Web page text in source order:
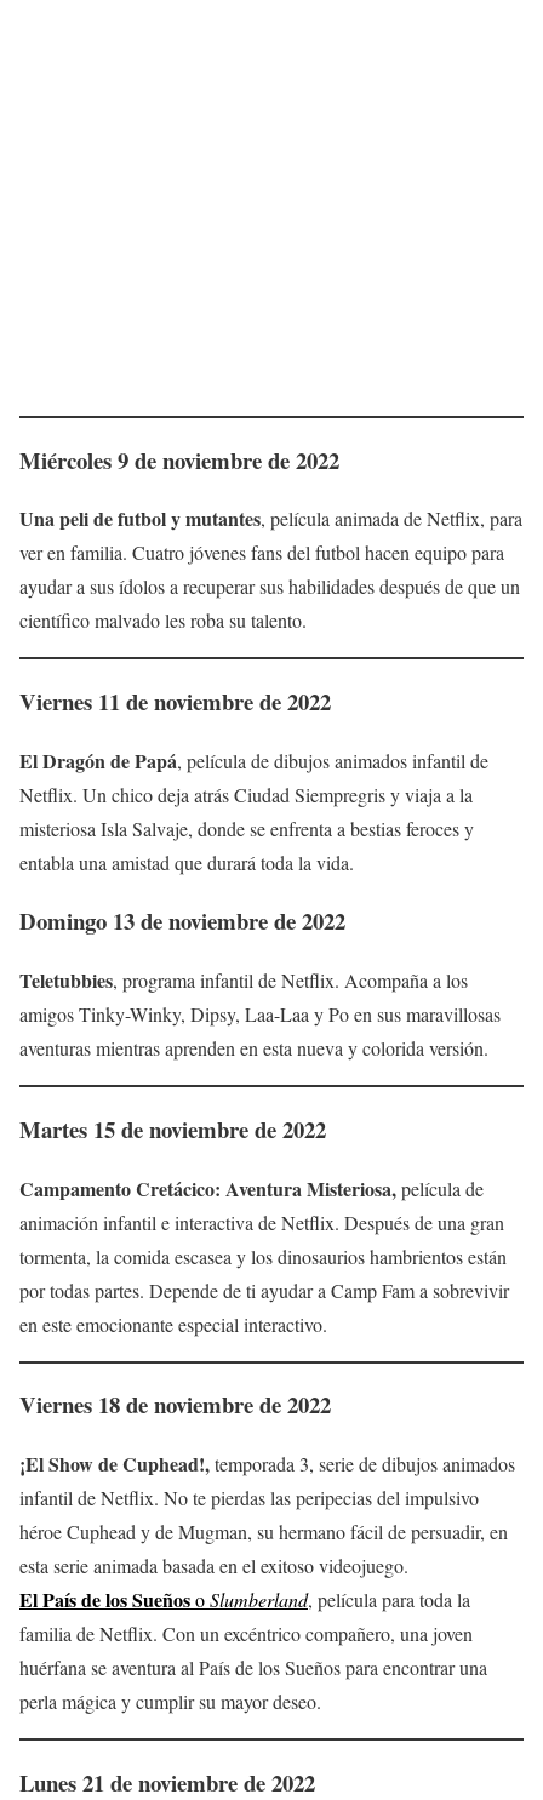
Miércoles 9 de noviembre de 2022
Una peli de futbol y mutantes, película animada de Netflix, para
ver en familia. Cuatro jóvenes fans del futbol hacen equipo para
ayudar a sus ídolos a recuperar sus habilidades después de que un
científico malvado les roba su talento.
Viernes 11 de noviembre de 2022
El Dragón de Papá, película de dibujos animados infantil de
Netflix. Un chico deja atrás Ciudad Siempregris y viaja a la
misteriosa Isla Salvaje, donde se enfrenta a bestias feroces y
entabla una amistad que durará toda la vida.
Domingo 13 de noviembre de 2022
Teletubbies, programa infantil de Netflix. Acompaña a los
amigos Tinky-Winky, Dipsy, Laa-Laa y Po en sus maravillosas
aventuras mientras aprenden en esta nueva y colorida versión.
Martes 15 de noviembre de 2022
Campamento Cretácico: Aventura Misteriosa,película de
animación infantil e interactiva de Netflix. Después de una gran
tormenta, la comida escasea y los dinosaurios hambrientos están
por todas partes. Depende de ti ayudar a Camp Fam a sobrevivir
en este emocionante especial interactivo.
Viernes 18 de noviembrede 2022
¡El Show de Cuphead!,temporada 3, serie de dibujos animados
infantil de Netflix. No te pierdas las peripecias del impulsivo
héroe Cuphead y de Mugman, su hermano fácil de persuadir, en
esta serie animada basada en el exitoso videojuego.
El País de los SueñosoSlumberland, película para toda la
familia de Netflix. Con un excéntrico compañero, una joven
huérfana se aventura al País de los Sueños para encontrar una
perla mágica y cumplir su mayor deseo.
Lunes 21 de noviembre de 2022